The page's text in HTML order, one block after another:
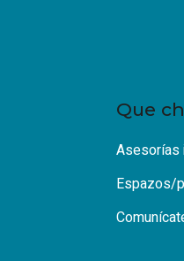
Que
Asesorías
Espazos/